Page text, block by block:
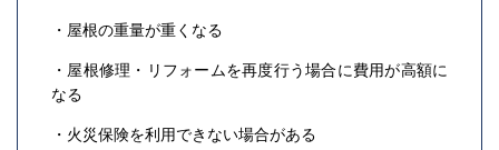
・屋根の重量が重くなる
・屋根修理・リフォームを再度行う場合に費用が高額に
なる
・火災保険を利用できない場合がある